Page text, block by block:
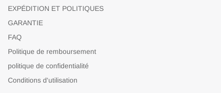
EXPÉDITION ET POLITIQUES
GARANTIE
FAQ
Politique de remboursement
politique de confidentialité
Conditions d'utilisation